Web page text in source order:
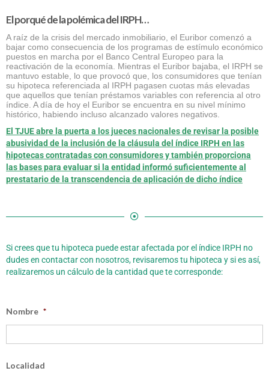
El porqué de la polémica del IRPH…
A raíz de la crisis del mercado inmobiliario, el Euribor comenzó a
bajar como consecuencia de los programas de estímulo económico
puestos en marcha por el Banco Central Europeo para la
reactivación de la economía. Mientras el Euribor bajaba, el IRPH se
mantuvo estable, lo que provocó que, los consumidores que tenían
su hipoteca referenciada al IRPH pagasen cuotas más elevadas
que aquellos que tenían préstamos variables con referencia al otro
índice. A día de hoy el Euribor se encuentra en su nivel mínimo
histórico, habiendo incluso alcanzado valores negativos.
El TJUE abre la puerta a los jueces nacionales de revisar la posible
abusividad de la inclusión de la cláusula del índice IRPH en las
hipotecas contratadas con consumidores y también proporciona
las bases para evaluar si la entidad informó suficientemente al
prestatario de la transcendencia de aplicación de dicho índice
Si crees que tu hipoteca puede estar afectada por el índice IRPH no
dudes en contactar con nosotros, revisaremos tu hipoteca y si es así,
realizaremos un cálculo de la cantidad que te corresponde:
Nombre *
Localidad